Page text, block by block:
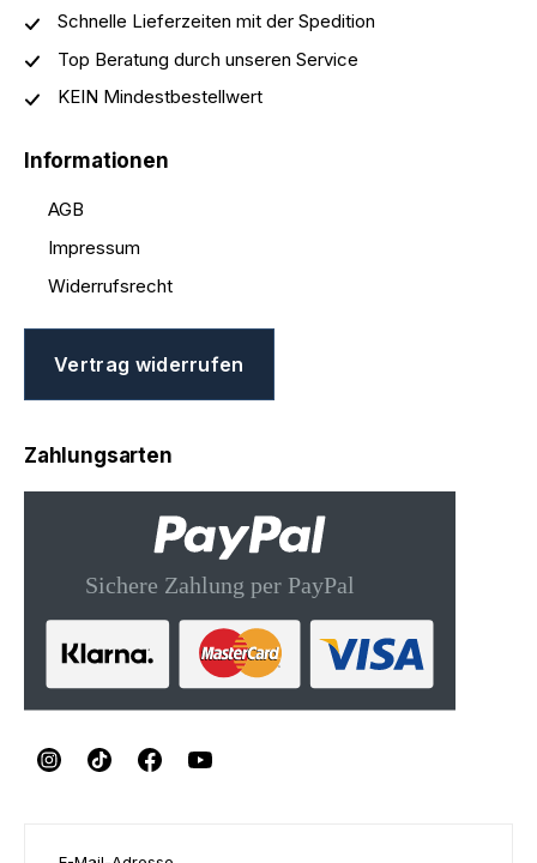
Schnelle Lieferzeiten mit der Spedition
Top Beratung durch unseren Service
KEIN Mindestbestellwert
Informationen
AGB
Impressum
Widerrufsrecht
Vertrag widerrufen
Zahlungsarten